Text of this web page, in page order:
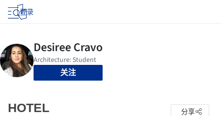
登录
关注
HOTEL 分享